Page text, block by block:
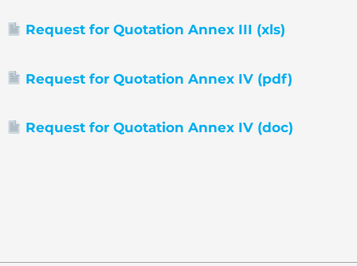
Request for Quotation Annex III (xls)
Request for Quotation Annex IV (pdf)
Request for Quotation Annex IV (doc)